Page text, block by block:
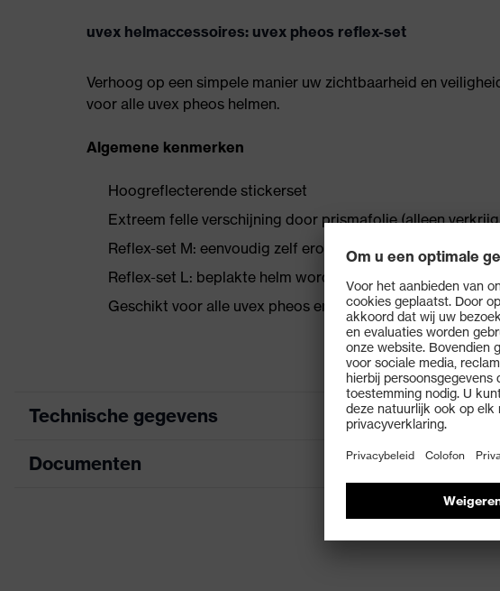
uvex helmaccessoires: uvex pheos reflex-set
Verhoog op een simpele manier uw zichtbaarheid en
voor alle uvex pheos helmen.
Algemene kenmerken
Hoogreflecterende stickerset
Extreem felle verschijning door prismafolie (alleen
Reflex-set M: eenvoudig zelf erop plakken
Reflex-set L: beplakte helm wordt geleverd
Geschikt voor alle uvex pheos en uvex pheos alpine
Technische gegevens
Aanduiding productfamilie Accessories
reflecterend,
Unisex
Documenten